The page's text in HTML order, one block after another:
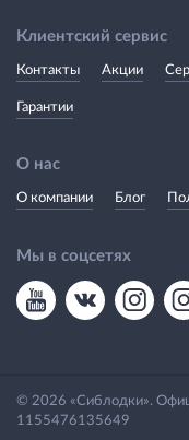
Клиентский сервис
Контакты Акции
Гарантии
О нас
О компании Блог
Мы в соцсетях
© 2026 «Сиблодки».
1155476135649